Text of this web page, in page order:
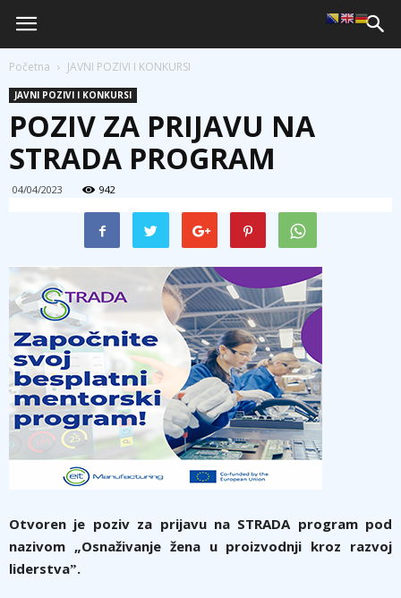
Početna JAVNI POZIVI I KONKURSI
JAVNI POZIVI I KONKURSI
POZIV ZA PRIJAVU NA
STRADA PROGRAM
04/04/2023 942
Otvoren je poziv za prijavu na STRADA program pod
nazivom „Osnaživanje žena u proizvodnji kroz razvoj
liderstvaˮ.